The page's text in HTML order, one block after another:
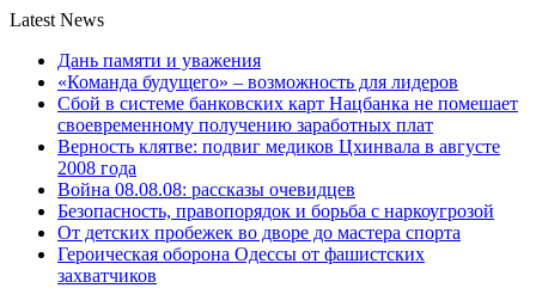
Latest News
Дань памяти и уважения
«Команда будущего» – возможность для лидеров
Сбой в системе банковских карт Нацбанка не помешает
своевременному получению заработных плат
Верность клятве: подвиг медиков Цхинвала в августе
2008 года
Война 08.08.08: рассказы очевидцев
Безопасность, правопорядок и борьба с наркоугрозой
От детских пробежек во дворе до мастера спорта
Героическая оборона Одессы от фашистских
захватчиков